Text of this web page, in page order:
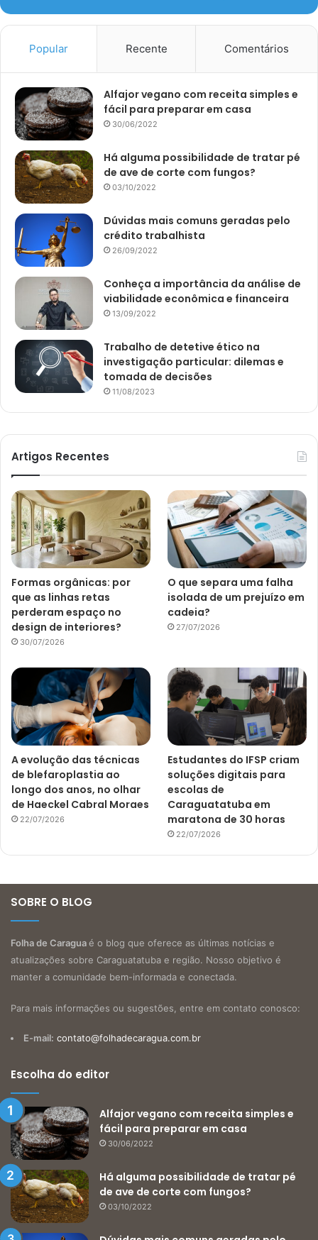
Popular Recente Comentários
Alfajor vegano com receita simples e
fácil para preparar em casa
30/06/2022
Há alguma possibilidade de tratar pé
de ave de corte com fungos?
03/10/2022
Dúvidas mais comuns geradas pelo
crédito trabalhista
26/09/2022
Conheça a importância da análise de
viabilidade econômica e financeira
13/09/2022
Trabalho de detetive ético na
investigação particular: dilemas e
tomada de decisões
11/08/2023
Artigos Recentes
Formas orgânicas: por
que as linhas retas
perderam espaço no
design de interiores?
30/07/2026
O que separa uma falha
isolada de um prejuízo em
cadeia?
27/07/2026
A evolução das técnicas
de blefaroplastia ao
longo dos anos, no olhar
de Haeckel Cabral Moraes
22/07/2026
Estudantes do IFSP criam
soluções digitais para
escolas de
Caraguatatuba em
maratona de 30 horas
22/07/2026
SOBRE O BLOG
Folha de Caraguaé o blog que oferece as últimas notícias e
atualizações sobre Caraguatatuba e região. Nosso objetivo é
manter a comunidade bem-informada e conectada.
Para mais informações ou sugestões, entre em contato conosco:
E-mail: contato@folhadecaragua.com.br
Escolha do editor
Alfajor vegano com receita simples e
fácil para preparar em casa
30/06/2022
Há alguma possibilidade de tratar pé
de ave de corte com fungos?
03/10/2022